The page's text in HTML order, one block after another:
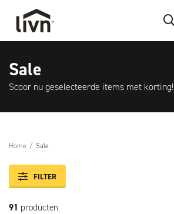
Sale
Scoor nu geselecteerde items met korting!
Home / Sale
FILTER
91 producten